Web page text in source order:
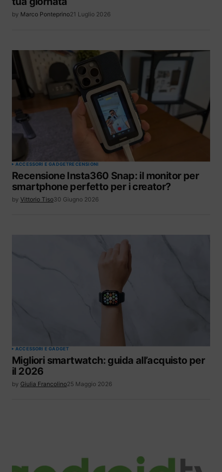
by Marco Ponteprino21 Luglio 2026
ACCESSORI E GADGETRECENSIONI
Recensione Insta360 Snap: il monitor per
smartphone perfetto per i creator?
by Vittorio Tiso30 Giugno 2026
ACCESSORI E GADGET
Migliori smartwatch: guida all’acquisto per
il 2026
by Giulia Francolino25 Maggio 2026